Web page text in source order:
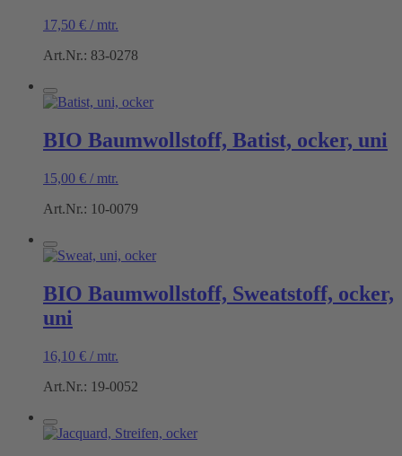
17,50 € / mtr.
Art.Nr.: 83-0278
BIO Baumwollstoff, Batist, ocker, uni
15,00 € / mtr.
Art.Nr.: 10-0079
BIO Baumwollstoff, Sweatstoff, ocker,
uni
16,10 € / mtr.
Art.Nr.: 19-0052